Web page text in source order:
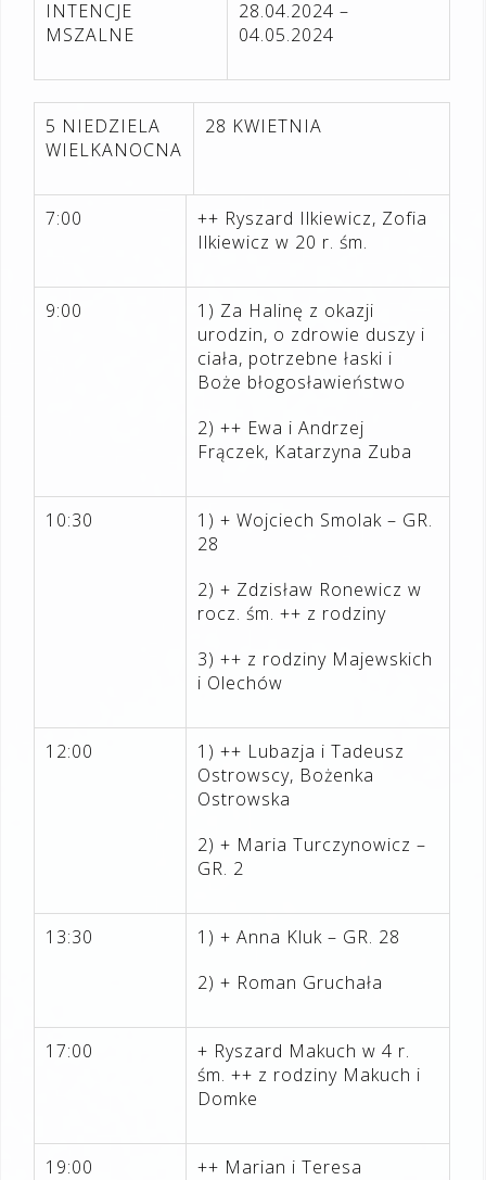
INTENCJE
MSZALNE
28.04.2024 –
04.05.2024
5 NIEDZIELA
WIELKANOCNA
28 KWIETNIA
7:00
++ Ryszard Ilkiewicz, Zofia
Ilkiewicz w 20 r. śm.
9:00
1) Za Halinę z okazji
urodzin, o zdrowie duszy i
ciała, potrzebne łaski i
Boże błogosławieństwo
2) ++ Ewa i Andrzej
Frączek, Katarzyna Zuba
10:30
1) + Wojciech Smolak – GR.
28
2) + Zdzisław Ronewicz w
rocz. śm. ++ z rodziny
3) ++ z rodziny Majewskich
i Olechów
12:00
1) ++ Lubazja i Tadeusz
Ostrowscy, Bożenka
Ostrowska
2) + Maria Turczynowicz –
GR. 2
13:30 1) + Anna Kluk – GR. 28
2) + Roman Gruchała
17:00
+ Ryszard Makuch w 4 r.
śm. ++ z rodziny Makuch i
Domke
19:00 ++ Marian i Teresa